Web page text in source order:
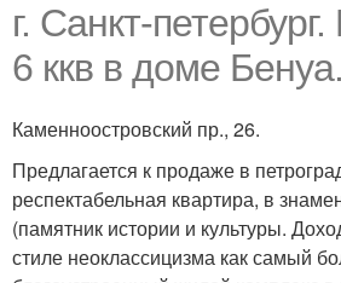
г. Санкт-
6 ккв в доме Бенуа.
Каменноостровский пр., 26.
Предлагается к продаже в
респектабельная квартира, в
(памятник истории и культуры.
стиле неоклассицизма как самый